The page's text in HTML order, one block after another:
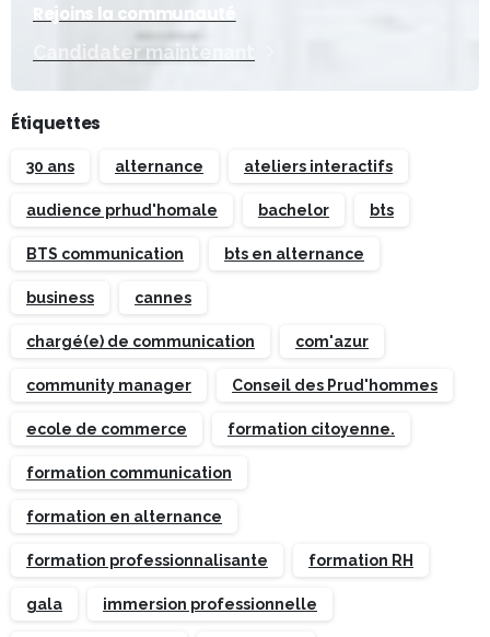
Rejoins la communauté
Candidater maintenant
Étiquettes
30 ans alternance ateliers interactifs
audience prhud'homale bachelor bts
BTS communication bts en alternance
business cannes
chargé(e) de communication com'azur
community manager Conseil des Prud'hommes
ecole de commerce formation citoyenne.
formation communication
formation en alternance
formation professionnalisante formation RH
gala immersion professionnelle